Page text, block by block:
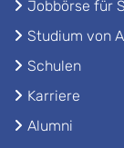
Jobbörse für
Studium von
Schulen
Karriere
Alumni